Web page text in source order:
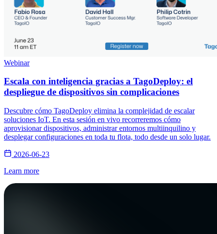
Webinar
Escala con inteligencia gracias a TagoDeploy: el
despliegue de dispositivos sin complicaciones
Descubre cómo TagoDeploy elimina la complejidad de escalar
soluciones IoT. En esta sesión en vivo recorreremos cómo
aprovisionar dispositivos, administrar entornos multiinquilino y
desplegar configuraciones en toda tu flota, todo desde un solo lugar.
2026-06-23
Learn more